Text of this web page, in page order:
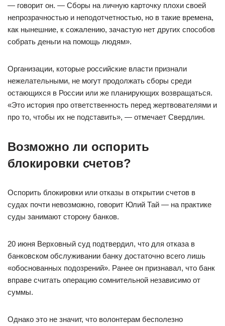
— говорит он. — Сборы на личную карточку плохи своей
непрозрачностью и неподотчетностью, но в такие времена,
как нынешние, к сожалению, зачастую нет других способов
собрать деньги на помощь людям».
Организации, которые российские власти признали
нежелательными, не могут продолжать сборы среди
остающихся в России или же планирующих возвращаться.
«Это история про ответственность перед жертвователями и
про то, чтобы их не подставить», — отмечает Свердлин.
Возможно ли оспорить
блокировки счетов?
Оспорить блокировки или отказы в открытии счетов в
судах почти невозможно, говорит Юлий Тай — на практике
суды занимают сторону банков.
20 июня Верховный суд подтвердил, что для отказа в
банковском обслуживании банку достаточно всего лишь
«обоснованных подозрений». Ранее он признавал, что банк
вправе считать операцию сомнительной независимо от
суммы.
Однако это не значит, что волонтерам бесполезно